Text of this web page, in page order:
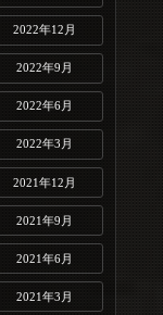
2022年12月
2022年9月
2022年6月
2022年3月
2021年12月
2021年9月
2021年6月
2021年3月